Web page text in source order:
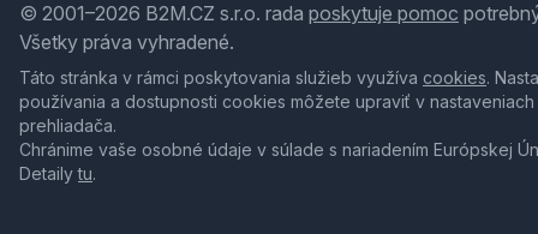
© 2001–2026 B2M.CZ s.r.o. rada poskytuje pomoc
Všetky práva vyhradené.
Táto stránka v rámci poskytovania služieb využíva cookies.
používania a dostupnosti cookies môžete upraviť v nastaveniach
prehliadača.
Chránime vaše osobné údaje v súlade s nariadením Európskej
Detailytu.